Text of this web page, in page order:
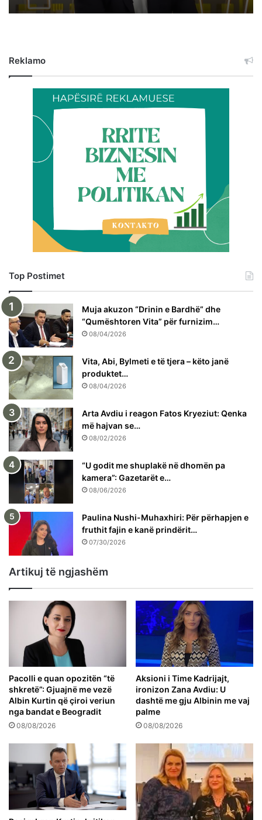
Reklamo
Top Postimet
Muja akuzon “Drinin e Bardhë” dhe
“Qumështoren Vita” për furnizim…
08/04/2026
Vita, Abi, Bylmeti e të tjera – këto janë
produktet…
08/04/2026
Arta Avdiu i reagon Fatos Kryeziut: Qenka
më hajvan se…
08/02/2026
“U godit me shuplakë në dhomën pa
kamera”: Gazetarët e…
08/06/2026
Paulina Nushi-Muhaxhiri: Për përhapjen e
fruthit fajin e kanë prindërit…
07/30/2026
Artikuj të ngjashëm
Pacolli e quan opozitën “të
shkretë”: Gjuajnë me vezë
Albin Kurtin që çiroi veriun
nga bandat e Beogradit
08/08/2026
Aksioni i Time Kadrijajt,
ironizon Zana Avdiu: U
dashtë me gju Albinin me vaj
palme
08/08/2026